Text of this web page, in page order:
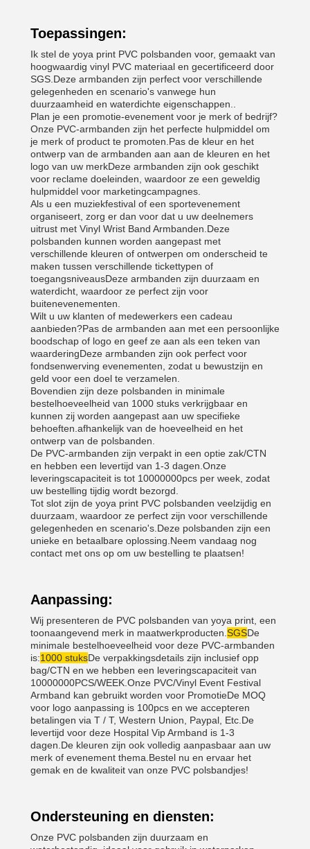
Toepassingen:
Ik stel de yoya print PVC polsbanden voor, gemaakt van
hoogwaardig vinyl PVC materiaal en gecertificeerd door
SGS.Deze armbanden zijn perfect voor verschillende
gelegenheden en scenario's vanwege hun
duurzaamheid en waterdichte eigenschappen..
Plan je een promotie-evenement voor je merk of bedrijf?
Onze PVC-armbanden zijn het perfecte hulpmiddel om
je merk of product te promoten.Pas de kleur en het
ontwerp van de armbanden aan aan de kleuren en het
logo van uw merkDeze armbanden zijn ook geschikt
voor reclame doeleinden, waardoor ze een geweldig
hulpmiddel voor marketingcampagnes.
Als u een muziekfestival of een sportevenement
organiseert, zorg er dan voor dat u uw deelnemers
uitrust met Vinyl Wrist Band Armbanden.Deze
polsbanden kunnen worden aangepast met
verschillende kleuren of ontwerpen om onderscheid te
maken tussen verschillende tickettypen of
toegangsniveausDeze armbanden zijn duurzaam en
waterdicht, waardoor ze perfect zijn voor
buitenevenementen.
Wilt u uw klanten of medewerkers een cadeau
aanbieden?Pas de armbanden aan met een persoonlijke
boodschap of logo en geef ze aan als een teken van
waarderingDeze armbanden zijn ook perfect voor
fondsenwerving evenementen, zodat u bewustzijn en
geld voor een doel te verzamelen.
Bovendien zijn deze polsbanden in minimale
bestelhoeveelheid van 1000 stuks verkrijgbaar en
kunnen zij worden aangepast aan uw specifieke
behoeften.afhankelijk van de hoeveelheid en het
ontwerp van de polsbanden.
De PVC-armbanden zijn verpakt in een optie zak/CTN
en hebben een levertijd van 1-3 dagen.Onze
leveringscapaciteit is tot 10000000pcs per week, zodat
uw bestelling tijdig wordt bezorgd.
Tot slot zijn de yoya print PVC polsbanden veelzijdig en
duurzaam, waardoor ze perfect zijn voor verschillende
gelegenheden en scenario's.Deze polsbanden zijn een
unieke en betaalbare oplossing.Neem vandaag nog
contact met ons op om uw bestelling te plaatsen!
Aanpassing:
Wij presenteren de PVC polsbanden van yoya print, een
toonaangevend merk in maatwerkproducten. SGSDe
minimale bestelhoeveelheid voor deze PVC-armbanden
is:1000 stuksDe verpakkingsdetails zijn inclusief opp
bag/CTN en we hebben een leveringscapaciteit van
10000000PCS/WEEK.Onze PVC/Vinyl Event Festival
Armband kan gebruikt worden voor PromotieDe MOQ
voor logo aanpassing is 100pcs en we accepteren
betalingen via T / T, Western Union, Paypal, Etc.De
levertijd voor deze Hospital Vip Armband is 1-3
dagen.De kleuren zijn ook volledig aanpasbaar aan uw
merk of evenement thema.Bestel nu en ervaar het
gemak en de kwaliteit van onze PVC polsbandjes!
Ondersteuning en diensten:
Onze PVC polsbanden zijn duurzaam en